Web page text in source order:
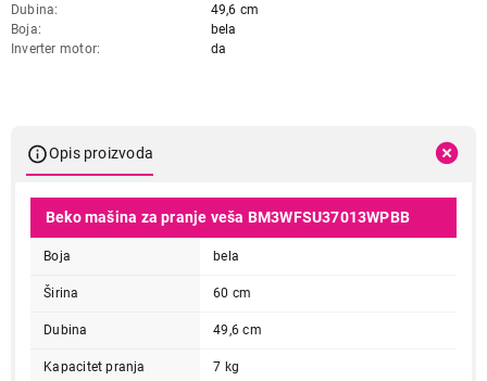
Dubina
49,6 cm
Boja
bela
Inverter motor
da
Opis proizvoda
Beko mašina za pranje veša BM3WFSU37013WPBB
Boja bela
Širina 60 cm
Dubina 49,6 cm
Kapacitet pranja 7 kg